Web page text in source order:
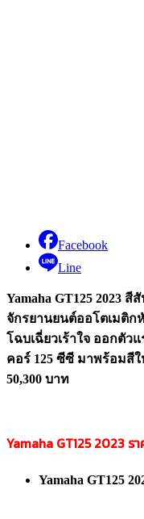
Facebook
Line
Yamaha GT125 2023
จักรยานยนต์ออโตเมติ
โฉบเฉี่ยวเร้าใจ ออกตัว
คอร์ 125 ซีซี มาพร้อมสี
50,300 บาท
Yamaha GT125 2023 รา
Yamaha GT125